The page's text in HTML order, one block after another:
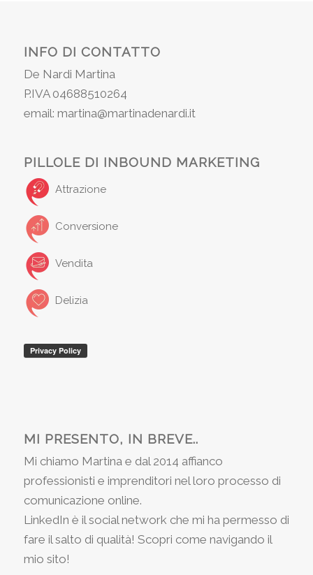
INFO DI CONTATTO
De Nardi Martina
P.IVA 04688510264
email: martina@martinadenardi.it
PILLOLE DI INBOUND MARKETING
Attrazione
Conversione
Vendita
Delizia
MI PRESENTO, IN BREVE..
Mi chiamo Martina e dal 2014 affianco
professionisti e imprenditori nel loro processo di
comunicazione online.
LinkedIn è il social network che mi ha permesso di
fare il salto di qualità! Scopri come navigando il
mio sito!